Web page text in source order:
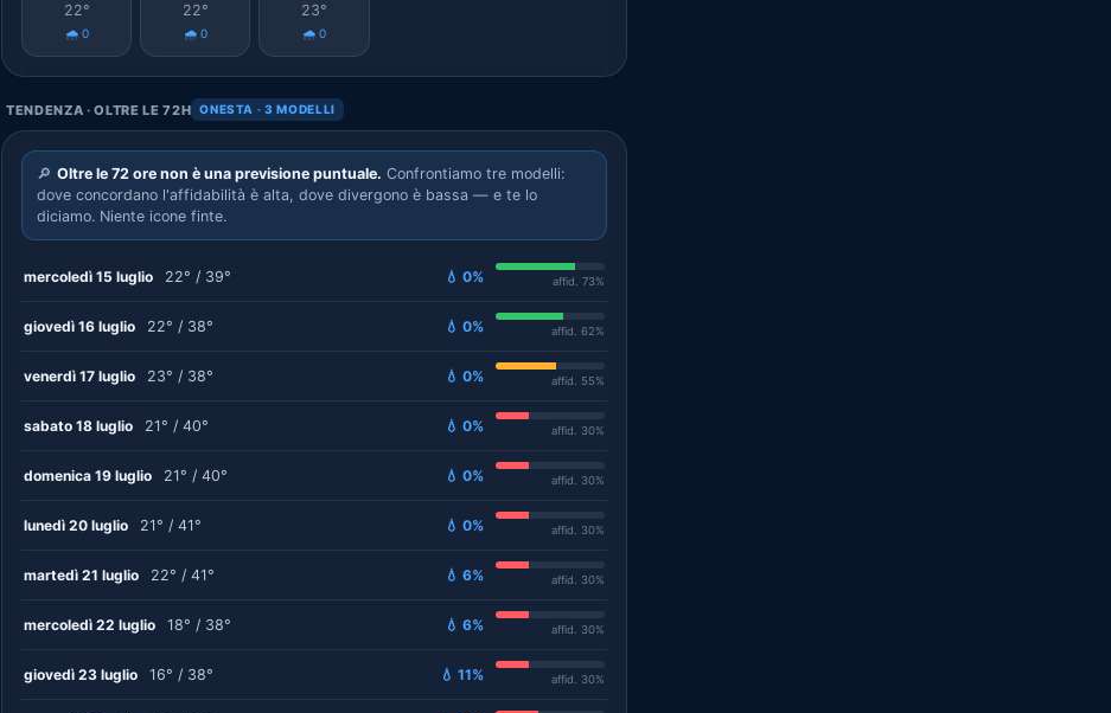
22°
🌧️ 0
22°
🌧️ 0
23°
🌧️ 0
TENDENZA · OLTRE LE 72H ONESTA · 3 MODELLI
🔎 Oltre le 72 ore non è una previsione puntuale. Confrontiamo tre modelli:
dove concordano l'affidabilità è alta, dove divergono è bassa — e te lo
diciamo. Niente icone finte.
mercoledì 15 luglio 22° / 39° 💧 0% affid. 73%
giovedì 16 luglio 22° / 38° 💧 0% affid. 62%
venerdì 17 luglio 23° / 38° 💧 0% affid. 55%
sabato 18 luglio 21° / 40° 💧 0% affid. 30%
domenica 19 luglio 21° / 40° 💧 0% affid. 30%
lunedì 20 luglio 21° / 41° 💧 0% affid. 30%
martedì 21 luglio 22° / 41° 💧 6% affid. 30%
mercoledì 22 luglio 18° / 38° 💧 6% affid. 30%
giovedì 23 luglio 16° / 38° 💧 11% affid. 30%